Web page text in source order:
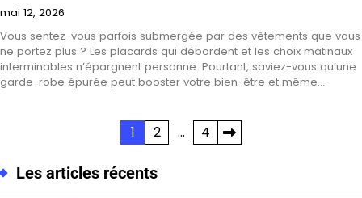
mai 12, 2026
Vous sentez-vous parfois submergée par des vêtements que vous
ne portez plus ? Les placards qui débordent et les choix matinaux
interminables n’épargnent personne. Pourtant, saviez-vous qu’une
garde-robe épurée peut booster votre bien-être et même…
des
publications
1 2 … 4
Les articles récents